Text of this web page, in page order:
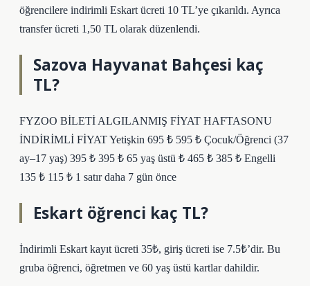
öğrencilere indirimli Eskart ücreti 10 TL’ye çıkarıldı. Ayrıca
transfer ücreti 1,50 TL olarak düzenlendi.
Sazova Hayvanat Bahçesi kaç
TL?
FYZOO BİLETİ ALGILANMIŞ FİYAT HAFTASONU
İNDİRİMLİ FİYAT Yetişkin 695 ₺ 595 ₺ Çocuk/Öğrenci (37
ay–17 yaş) 395 ₺ 395 ₺ 65 yaş üstü ₺ 465 ₺ 385 ₺ Engelli
135 ₺ 115 ₺ 1 satır daha 7 gün önce
Eskart öğrenci kaç TL?
İndirimli Eskart kayıt ücreti 35₺, giriş ücreti ise 7.5₺’dir. Bu
gruba öğrenci, öğretmen ve 60 yaş üstü kartlar dahildir.